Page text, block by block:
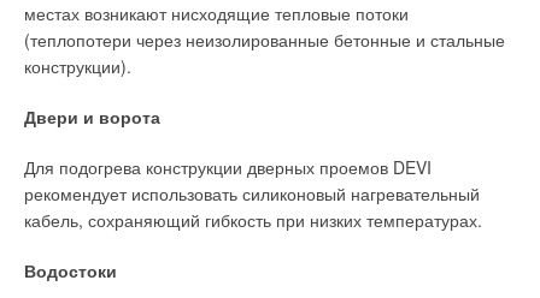
местах возникают нисходящие тепловые потоки
(теплопотери через неизолированные бетонные и стальные
конструкции).
Двери и ворота
Для подогрева конструкции дверных проемов DEVI
рекомендует использовать силиконовый нагревательный
кабель, сохраняющий гибкость при низких температурах.
Водостоки